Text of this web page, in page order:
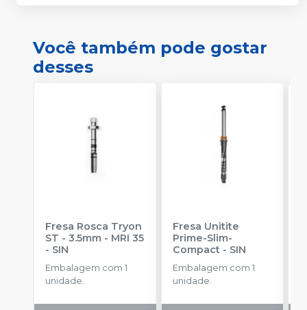
Você também pode gostar
desses
Fresa Rosca Tryon
ST - 3.5mm - MRI 35
- SIN
Embalagem com 1
unidade.
Fresa Unitite
Prime-Slim-
Compact- SIN
Embalagem com 1
unidade.